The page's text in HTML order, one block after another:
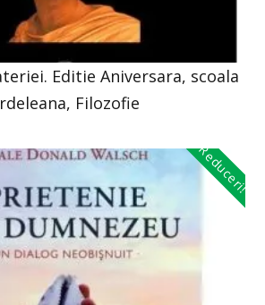
Editie Aniversara, scoala
Filozofie
Reduceri!